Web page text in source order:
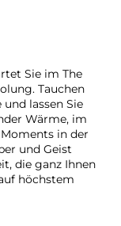
Sie im The
Tauchen
lassen Sie
Wärme, im
in der
und Geist
die ganz Ihnen
höchstem